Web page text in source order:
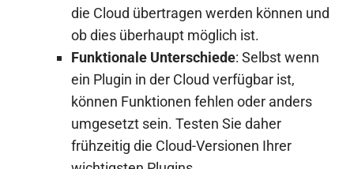
die Cloud übertragen werden können und
ob dies überhaupt möglich ist.
Funktionale Unterschiede: Selbst wenn
ein Plugin in der Cloud verfügbar ist,
können Funktionen fehlen oder anders
umgesetzt sein. Testen Sie daher
frühzeitig die Cloud-Versionen Ihrer